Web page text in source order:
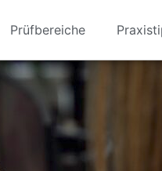
Prüfbereiche